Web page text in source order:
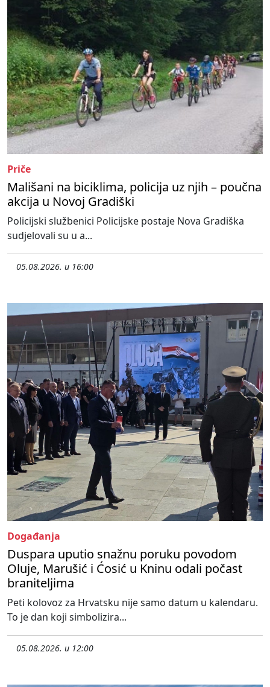
Priče
Mališani na biciklima, policija uz njih – poučna
akcija u Novoj Gradiški
Policijski službenici Policijske postaje Nova Gradiška
sudjelovali su u a...
05.08.2026. u 16:00
Događanja
Duspara uputio snažnu poruku povodom
Oluje, Marušić i Ćosić u Kninu odali počast
braniteljima
Peti kolovoz za Hrvatsku nije samo datum u kalendaru.
To je dan koji simbolizira...
05.08.2026. u 12:00